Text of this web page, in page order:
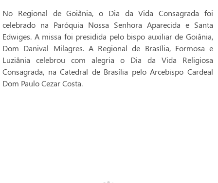
No Regional de Goiânia, o Dia da Vida Consagrada foi
celebrado na Paróquia Nossa Senhora Aparecida e Santa
Edwiges. A missa foi presidida pelo bispo auxiliar de Goiânia,
Dom Danival Milagres. A Regional de Brasília, Formosa e
Luziânia celebrou com alegria o Dia da Vida Religiosa
Consagrada, na Catedral de Brasília pelo Arcebispo Cardeal
Dom Paulo Cezar Costa.